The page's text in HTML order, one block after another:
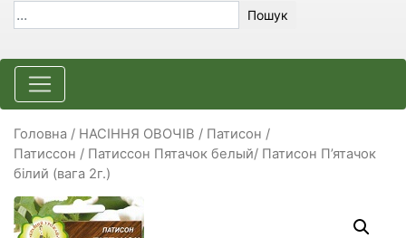
Пошук
Головна / НАСІННЯ ОВОЧІВ / Патисон /
Патиссон / Патиссон Пятачок белый/ Патисон П’ятачок
білий (вага 2г.)